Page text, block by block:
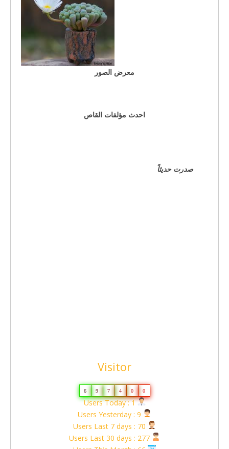
معرض الصور
احدث مؤلفات القاص
صدرت حديثاً
Visitor
0
0
4
7
9
6
Users Today : 1